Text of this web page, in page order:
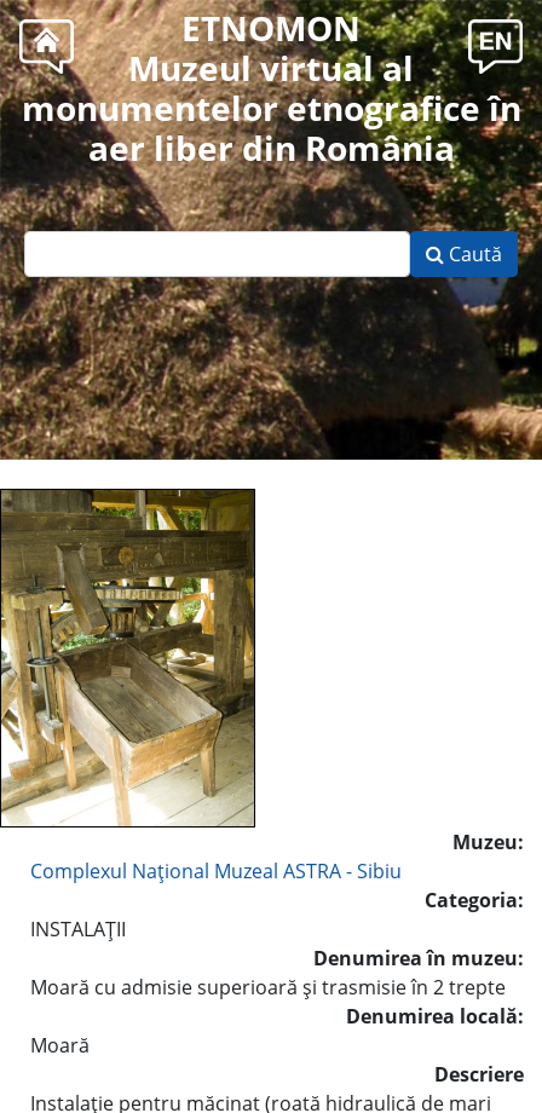
ETNOMON
Muzeul virtual al
monumentelor etnografice în
aer liber din România
Caută
Muzeu:
Complexul Naţional Muzeal ASTRA - Sibiu
Categoria:
INSTALAŢII
Denumirea în muzeu:
Moară cu admisie superioară şi trasmisie în 2 trepte
Denumirea locală:
Moară
Descriere
Instalaţie pentru măcinat (roată hidraulică de mari